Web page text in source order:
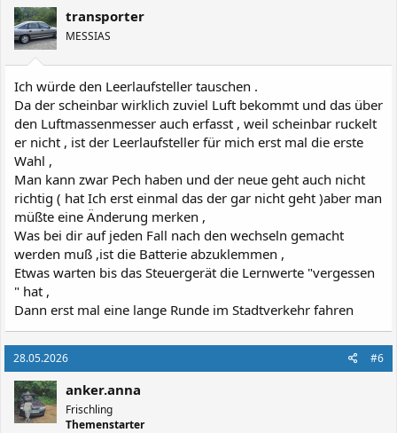
transporter
MESSIAS
Ich würde den Leerlaufsteller tauschen .
Da der scheinbar wirklich zuviel Luft bekommt und das über
den Luftmassenmesser auch erfasst , weil scheinbar ruckelt
er nicht , ist der Leerlaufsteller für mich erst mal die erste
Wahl ,
Man kann zwar Pech haben und der neue geht auch nicht
richtig ( hat Ich erst einmal das der gar nicht geht )aber man
müßte eine Änderung merken ,
Was bei dir auf jeden Fall nach den wechseln gemacht
werden muß ,ist die Batterie abzuklemmen ,
Etwas warten bis das Steuergerät die Lernwerte "vergessen
" hat ,
Dann erst mal eine lange Runde im Stadtverkehr fahren
28.05.2026 #6
anker.anna
Frischling
Themenstarter